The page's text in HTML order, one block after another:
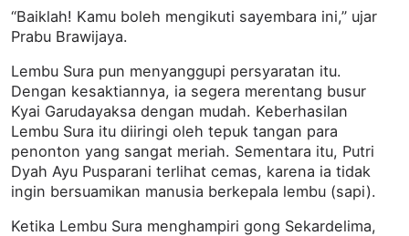
“Baiklah! Kamu boleh mengikuti sayembara ini,” ujar
Prabu Brawijaya.
Lembu Sura pun menyanggupi persyaratan itu.
Dengan kesaktiannya, ia segera merentang busur
Kyai Garudayaksa dengan mudah. Keberhasilan
Lembu Sura itu diiringi oleh tepuk tangan para
penonton yang sangat meriah. Sementara itu, Putri
Dyah Ayu Pusparani terlihat cemas, karena ia tidak
ingin bersuamikan manusia berkepala lembu (sapi).
Ketika Lembu Sura menghampiri gong Sekardelima,